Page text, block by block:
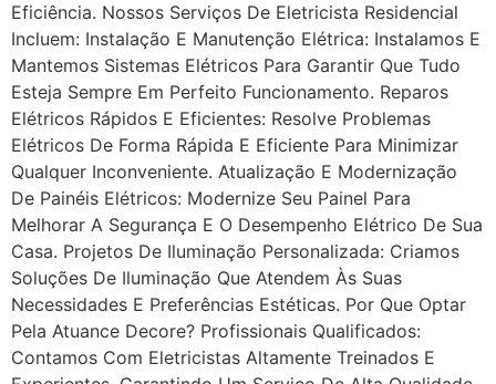
Eficiência. Nossos Serviços De Eletricista Residencial
Incluem: Instalação E Manutenção Elétrica: Instalamos E
Mantemos Sistemas Elétricos Para Garantir Que Tudo
Esteja Sempre Em Perfeito Funcionamento. Reparos
Elétricos Rápidos E Eficientes: Resolve Problemas
Elétricos De Forma Rápida E Eficiente Para Minimizar
Qualquer Inconveniente. Atualização E Modernização
De Painéis Elétricos: Modernize Seu Painel Para
Melhorar A Segurança E O Desempenho Elétrico De Sua
Casa. Projetos De Iluminação Personalizada: Criamos
Soluções De Iluminação Que Atendem Às Suas
Necessidades E Preferências Estéticas. Por Que Optar
Pela Atuance Decore? Profissionais Qualificados:
Contamos Com Eletricistas Altamente Treinados E